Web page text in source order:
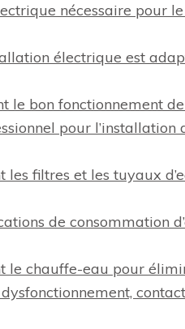
nécessaire pour
électrique est
le bon fonctionnement de
pour
filtres et les tuyaux
de consommation
le chauffe-eau pour